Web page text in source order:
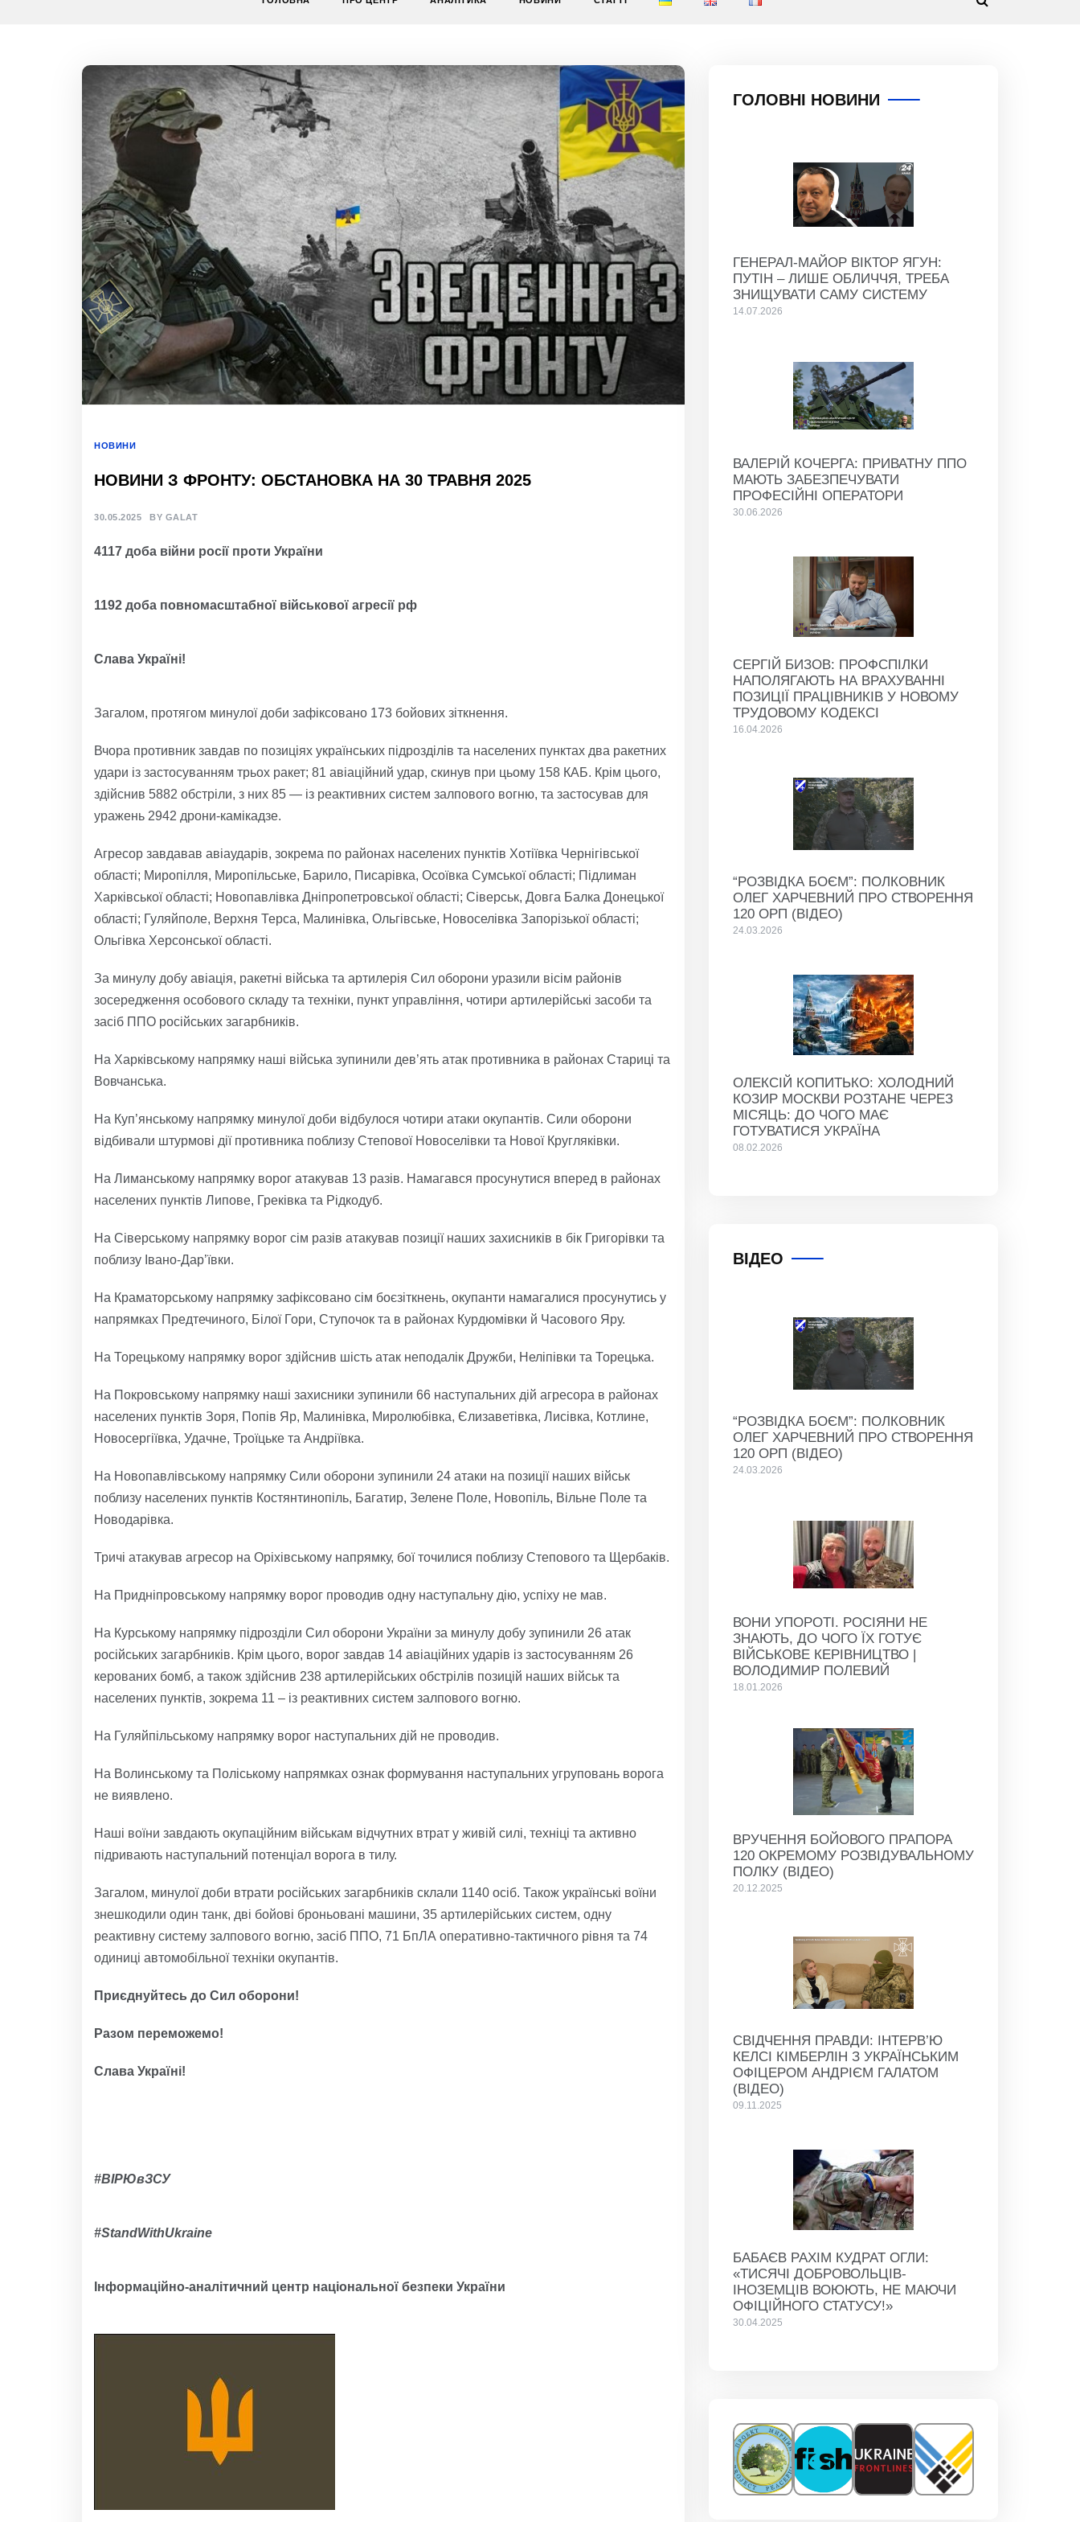
НОВИНИ
НОВИНИ З ФРОНТУ: ОБСТАНОВКА НА 30 ТРАВНЯ 2025
30.05.2025 BY GALAT
4117 доба війни росії проти України
1192 доба повномасштабної військової агресії рф
Слава Україні!
Загалом, протягом минулої доби зафіксовано 173 бойових зіткнення.
Вчора противник завдав по позиціях українських підрозділів та населених пунктах два ракетних
удари із застосуванням трьох ракет; 81 авіаційний удар, скинув при цьому 158 КАБ. Крім цього,
здійснив 5882 обстріли, з них 85 — із реактивних систем залпового вогню, та застосував для
уражень 2942 дрони-камікадзе.
Агресор завдавав авіаударів, зокрема по районах населених пунктів Хотіївка Чернігівської
області; Миропілля, Миропільське, Барило, Писарівка, Осоївка Сумської області; Підлиман
Харківської області; Новопавлівка Дніпропетровської області; Сіверськ, Довга Балка Донецької
області; Гуляйполе, Верхня Терса, Малинівка, Ольгівське, Новоселівка Запорізької області;
Ольгівка Херсонської області.
За минулу добу авіація, ракетні війська та артилерія Сил оборони уразили вісім районів
зосередження особового складу та техніки, пункт управління, чотири артилерійські засоби та
засіб ППО російських загарбників.
На Харківському напрямку наші війська зупинили дев’ять атак противника в районах Стариці та
Вовчанська.
На Куп’янському напрямку минулої доби відбулося чотири атаки окупантів. Сили оборони
відбивали штурмові дії противника поблизу Степової Новоселівки та Нової Кругляківки.
На Лиманському напрямку ворог атакував 13 разів. Намагався просунутися вперед в районах
населених пунктів Липове, Греківка та Рідкодуб.
На Сіверському напрямку ворог сім разів атакував позиції наших захисників в бік Григорівки та
поблизу Івано-Дар’ївки.
На Краматорському напрямку зафіксовано сім боєзіткнень, окупанти намагалися просунутись у
напрямках Предтечиного, Білої Гори, Ступочок та в районах Курдюмівки й Часового Яру.
На Торецькому напрямку ворог здійснив шість атак неподалік Дружби, Неліпівки та Торецька.
На Покровському напрямку наші захисники зупинили 66 наступальних дій агресора в районах
населених пунктів Зоря, Попів Яр, Малинівка, Миролюбівка, Єлизаветівка, Лисівка, Котлине,
Новосергіївка, Удачне, Троїцьке та Андріївка.
На Новопавлівському напрямку Сили оборони зупинили 24 атаки на позиції наших військ
поблизу населених пунктів Костянтинопіль, Багатир, Зелене Поле, Новопіль, Вільне Поле та
Новодарівка.
Тричі атакував агресор на Оріхівському напрямку, бої точилися поблизу Степового та Щербаків.
На Придніпровському напрямку ворог проводив одну наступальну дію, успіху не мав.
На Курському напрямку підрозділи Сил оборони України за минулу добу зупинили 26 атак
російських загарбників. Крім цього, ворог завдав 14 авіаційних ударів із застосуванням 26
керованих бомб, а також здійснив 238 артилерійських обстрілів позицій наших військ та
населених пунктів, зокрема 11 – із реактивних систем залпового вогню.
На Гуляйпільському напрямку ворог наступальних дій не проводив.
На Волинському та Поліському напрямках ознак формування наступальних угруповань ворога
не виявлено.
Наші воїни завдають окупаційним військам відчутних втрат у живій силі, техніці та активно
підривають наступальний потенціал ворога в тилу.
Загалом, минулої доби втрати російських загарбників склали 1140 осіб. Також українські воїни
знешкодили один танк, дві бойові броньовані машини, 35 артилерійських систем, одну
реактивну систему залпового вогню, засіб ППО, 71 БпЛА оперативно-тактичного рівня та 74
одиниці автомобільної техніки окупантів.
Приєднуйтесь до Сил оборони!
Разом переможемо!
Слава Україні!
#ВІРЮвЗСУ
#StandWithUkraine
Інформаційно-аналітичний центр національної безпеки України
ГОЛОВНІ НОВИНИ
ГЕНЕРАЛ-МАЙОР ВІКТОР ЯГУН:
ПУТІН – ЛИШЕ ОБЛИЧЧЯ, ТРЕБА
ЗНИЩУВАТИ САМУ СИСТЕМУ
14.07.2026
ВАЛЕРІЙ КОЧЕРГА: ПРИВАТНУ ППО
МАЮТЬ ЗАБЕЗПЕЧУВАТИ
ПРОФЕСІЙНІ ОПЕРАТОРИ
30.06.2026
СЕРГІЙ БИЗОВ: ПРОФСПІЛКИ
НАПОЛЯГАЮТЬ НА ВРАХУВАННІ
ПОЗИЦІЇ ПРАЦІВНИКІВ У НОВОМУ
ТРУДОВОМУ КОДЕКСІ
16.04.2026
“РОЗВІДКА БОЄМ”: ПОЛКОВНИК
ОЛЕГ ХАРЧЕВНИЙ ПРО СТВОРЕННЯ
120 ОРП (ВІДЕО)
24.03.2026
ОЛЕКСІЙ КОПИТЬКО: ХОЛОДНИЙ
КОЗИР МОСКВИ РОЗТАНЕ ЧЕРЕЗ
МІСЯЦЬ: ДО ЧОГО МАЄ
ГОТУВАТИСЯ УКРАЇНА
08.02.2026
ВІДЕО
“РОЗВІДКА БОЄМ”: ПОЛКОВНИК
ОЛЕГ ХАРЧЕВНИЙ ПРО СТВОРЕННЯ
120 ОРП (ВІДЕО)
24.03.2026
ВОНИ УПОРОТІ. РОСІЯНИ НЕ
ЗНАЮТЬ, ДО ЧОГО ЇХ ГОТУЄ
ВІЙСЬКОВЕ КЕРІВНИЦТВО |
ВОЛОДИМИР ПОЛЕВИЙ
18.01.2026
ВРУЧЕННЯ БОЙОВОГО ПРАПОРА
120 ОКРЕМОМУ РОЗВІДУВАЛЬНОМУ
ПОЛКУ (ВІДЕО)
20.12.2025
СВІДЧЕННЯ ПРАВДИ: ІНТЕРВ’Ю
КЕЛСІ КІМБЕРЛІН З УКРАЇНСЬКИМ
ОФІЦЕРОМ АНДРІЄМ ГАЛАТОМ
(ВІДЕО)
09.11.2025
БАБАЄВ РАХІМ КУДРАТ ОГЛИ:
«ТИСЯЧІ ДОБРОВОЛЬЦІВ-
ІНОЗЕМЦІВ ВОЮЮТЬ, НЕ МАЮЧИ
ОФІЦІЙНОГО СТАТУСУ!»
30.04.2025